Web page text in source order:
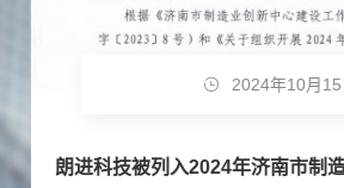
2024年10月15日
朗进科技被列入2024年济南市制造